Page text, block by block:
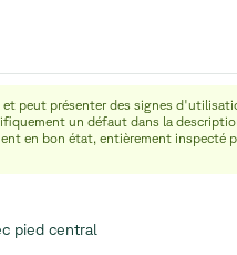
peut présenter des signes
un défaut dans la
en bon état, entièrement inspecté
pied central